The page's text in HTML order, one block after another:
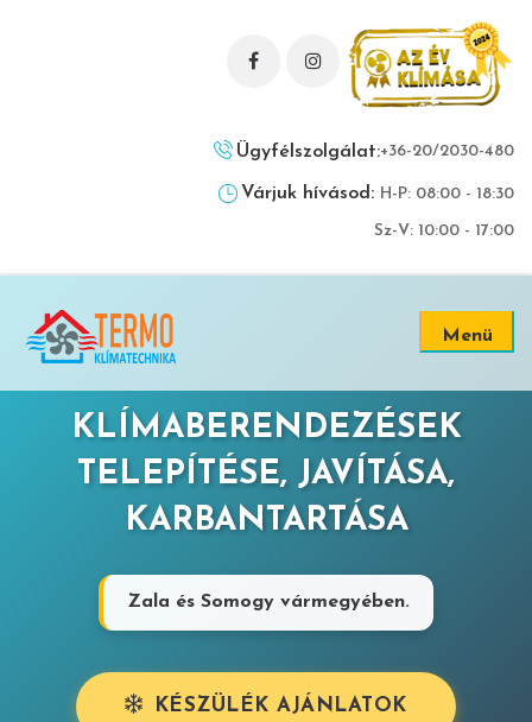
Ügyfélszolgálat:+36-20/2030-480
Várjuk hívásod: H-P: 08:00 - 18:30
Sz-V: 10:00 - 17:00
Menü
KLÍMABERENDEZÉSEK
TELEPÍTÉSE, JAVÍTÁSA,
KARBANTARTÁSA
Zala és Somogy vármegyében.
KÉSZÜLÉK AJÁNLATOK